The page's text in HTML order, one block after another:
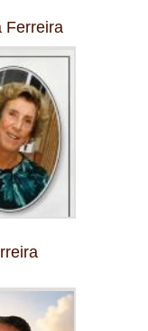
Ferreira